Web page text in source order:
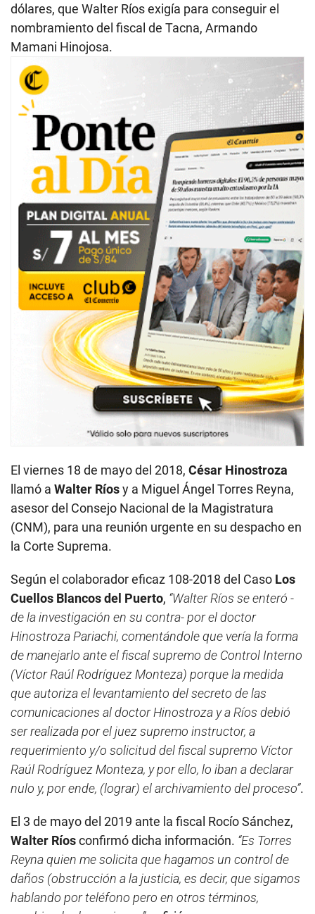
dólares, que Walter Ríos exigía para conseguir el
nombramiento del fiscal de Tacna, Armando
Mamani Hinojosa.
El viernes 18 de mayo del 2018, César Hinostroza
llamó a Walter Ríosy a Miguel Ángel Torres Reyna,
asesor del Consejo Nacional de la Magistratura
(CNM), para una reunión urgente en su despacho en
la Corte Suprema.
Según el colaborador eficaz 108-2018 del Caso Los
Cuellos Blancos del Puerto, “Walter Ríos se enteró -
de la investigación en su contra- por el doctor
Hinostroza Pariachi, comentándole que vería la forma
de manejarlo ante el fiscal supremo de Control Interno
(Víctor Raúl Rodríguez Monteza) porque la medida
que autoriza el levantamiento del secreto de las
comunicaciones al doctor Hinostroza y a Ríos debió
ser realizada por el juez supremo instructor, a
requerimiento y/o solicitud del fiscal supremo Víctor
Raúl Rodríguez Monteza, y por ello, lo iban a declarar
nulo y, por ende, (lograr) el archivamiento del proceso”.
El 3 de mayo del 2019 ante la fiscal Rocío Sánchez,
Walter Ríosconfirmó dicha información. “Es Torres
Reyna quien me solicita que hagamos un control de
daños (obstrucción a la justicia, es decir, que sigamos
hablando por teléfono pero en otros términos,